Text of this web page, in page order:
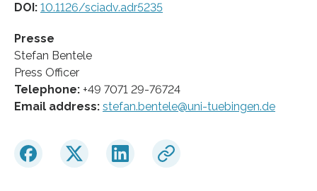
DOI: 10.1126/sciadv.adr5235
Presse
Stefan Bentele
Press Officer
Telephone: +49 7071 29-76724
Email address: stefan.bentele@uni-tuebingen.de